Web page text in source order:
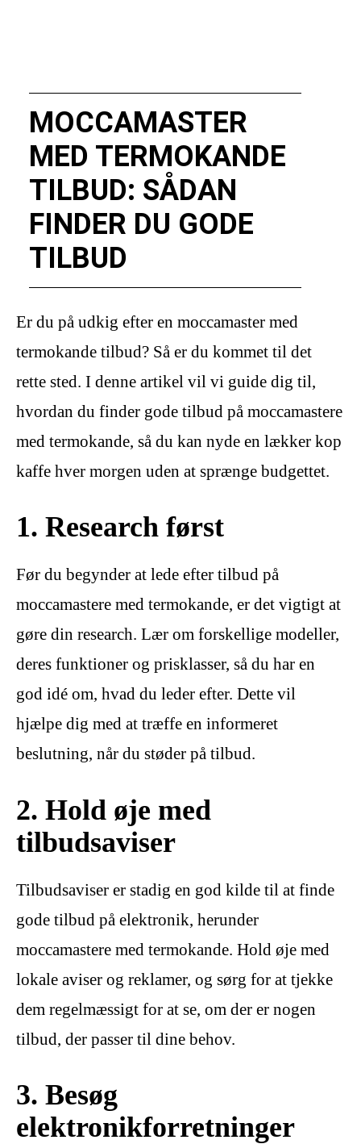
MOCCAMASTER
MED TERMOKANDE
TILBUD: SÅDAN
FINDER DU GODE
TILBUD
Er du på udkig efter en moccamaster med
termokande tilbud? Så er du kommet til det
rette sted. I denne artikel vil vi guide dig til,
hvordan du finder gode tilbud på moccamastere
med termokande, så du kan nyde en lækker kop
kaffe hver morgen uden at sprænge budgettet.
1. Research først
Før du begynder at lede efter tilbud på
moccamastere med termokande, er det vigtigt at
gøre din research. Lær om forskellige modeller,
deres funktioner og prisklasser, så du har en
god idé om, hvad du leder efter. Dette vil
hjælpe dig med at træffe en informeret
beslutning, når du støder på tilbud.
2. Hold øje med
tilbudsaviser
Tilbudsaviser er stadig en god kilde til at finde
gode tilbud på elektronik, herunder
moccamastere med termokande. Hold øje med
lokale aviser og reklamer, og sørg for at tjekke
dem regelmæssigt for at se, om der er nogen
tilbud, der passer til dine behov.
3. Besøg
elektronikforretninger